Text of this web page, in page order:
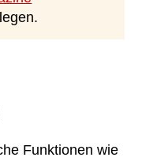
Funktionen wie